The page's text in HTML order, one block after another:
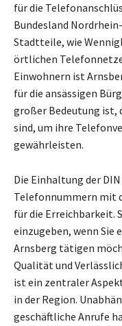
für die
Bundesland
Stadtteile, wie
örtlichen
Einwohnern ist
für die ansässigen
großer Bedeutung ist,
sind, um ihre
gewährleisten.
Die Einhaltung der
Telefonnummern mit
für die Erreichbarkeit.
einzugeben, wenn Sie
Arnsberg tätigen
Qualität und
ist ein zentraler
in der Region.
geschäftliche Anrufe